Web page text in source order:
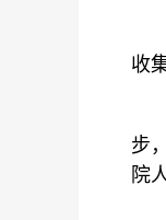
收
步
院